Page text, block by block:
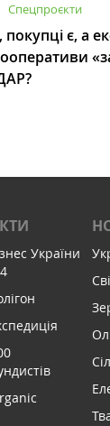
Спецпроєкти
покупці є, а
України